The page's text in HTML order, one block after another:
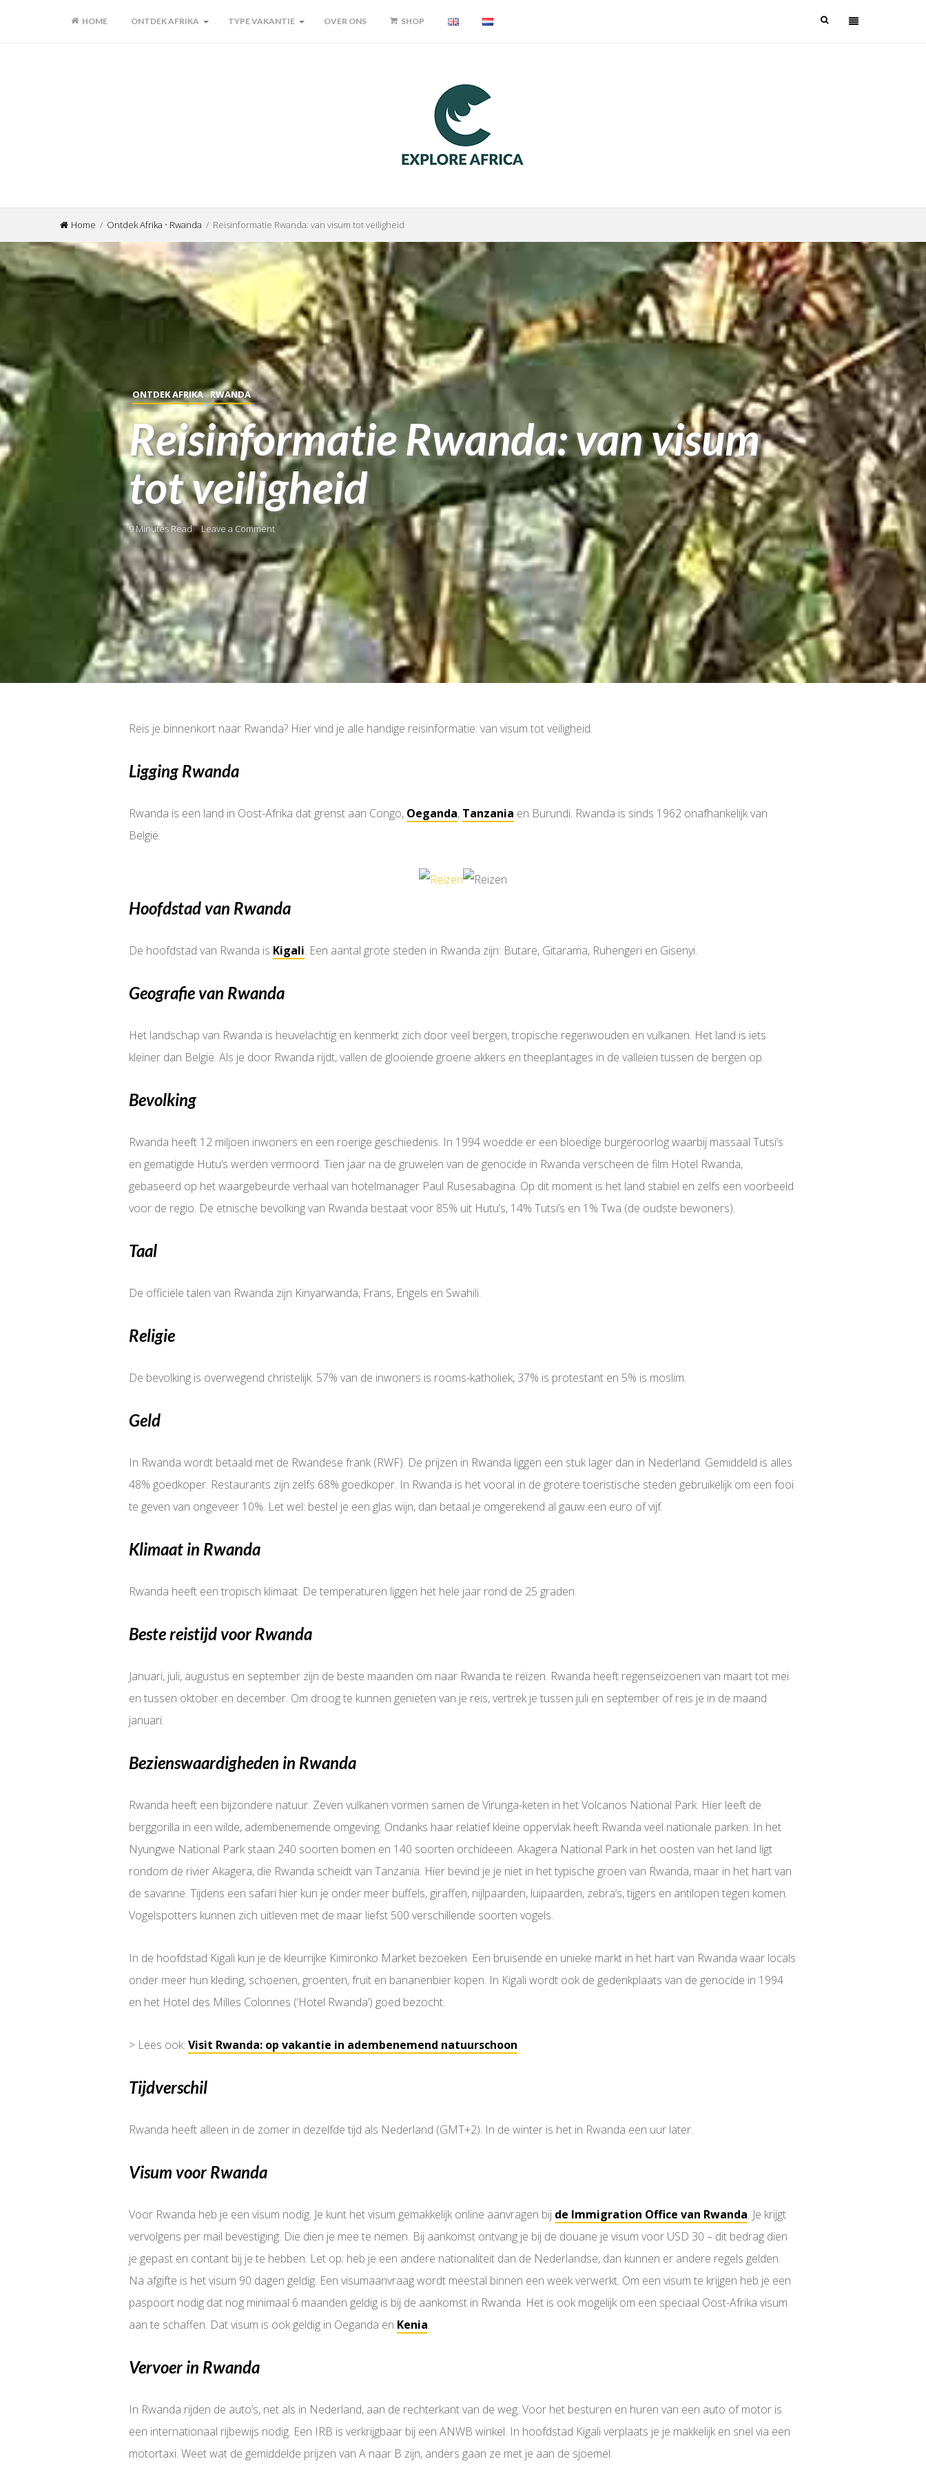
HOME ONTDEK AFRIKA TYPE VAKANTIE OVER ONS SHOP
Home / Ontdek Afrika • Rwanda / Reisinformatie Rwanda: van visum tot veiligheid
ONTDEK AFRIKA RWANDA
Reisinformatie Rwanda: van visum
tot veiligheid
9 Minutes Read Leave a Comment
Reis je binnenkort naar Rwanda? Hier vind je alle handige reisinformatie: van visum tot veiligheid.
Ligging Rwanda
Rwanda is een land in Oost-Afrika dat grenst aan Congo, Oeganda, Tanzania en Burundi. Rwanda is sinds 1962 onafhankelijk van
België.
Hoofdstad van Rwanda
De hoofdstad van Rwanda is Kigali. Een aantal grote steden in Rwanda zijn: Butare, Gitarama, Ruhengeri en Gisenyi.
Geografie van Rwanda
Het landschap van Rwanda is heuvelachtig en kenmerkt zich door veel bergen, tropische regenwouden en vulkanen. Het land is iets
kleiner dan België. Als je door Rwanda rijdt, vallen de glooiende groene akkers en theeplantages in de valleien tussen de bergen op.
Bevolking
Rwanda heeft 12 miljoen inwoners en een roerige geschiedenis. In 1994 woedde er een bloedige burgeroorlog waarbij massaal Tutsi’s
en gematigde Hutu’s werden vermoord. Tien jaar na de gruwelen van de genocide in Rwanda verscheen de film Hotel Rwanda,
gebaseerd op het waargebeurde verhaal van hotelmanager Paul Rusesabagina. Op dit moment is het land stabiel en zelfs een voorbeeld
voor de regio. De etnische bevolking van Rwanda bestaat voor 85% uit Hutu’s, 14% Tutsi’s en 1% Twa (de oudste bewoners).
Taal
De officiële talen van Rwanda zijn Kinyarwanda, Frans, Engels en Swahili.
Religie
De bevolking is overwegend christelijk. 57% van de inwoners is rooms-katholiek, 37% is protestant en 5% is moslim.
Geld
In Rwanda wordt betaald met de Rwandese frank (RWF). De prijzen in Rwanda liggen een stuk lager dan in Nederland. Gemiddeld is alles
48% goedkoper. Restaurants zijn zelfs 68% goedkoper. In Rwanda is het vooral in de grotere toeristische steden gebruikelijk om een fooi
te geven van ongeveer 10%. Let wel: bestel je een glas wijn, dan betaal je omgerekend al gauw een euro of vijf.
Klimaat in Rwanda
Rwanda heeft een tropisch klimaat. De temperaturen liggen het hele jaar rond de 25 graden.
Beste reistijd voor Rwanda
Januari, juli, augustus en september zijn de beste maanden om naar Rwanda te reizen. Rwanda heeft regenseizoenen van maart tot mei
en tussen oktober en december. Om droog te kunnen genieten van je reis, vertrek je tussen juli en september of reis je in de maand
januari.
Bezienswaardigheden in Rwanda
Rwanda heeft een bijzondere natuur. Zeven vulkanen vormen samen de Virunga-keten in het Volcanos National Park. Hier leeft de
berggorilla in een wilde, adembenemende omgeving. Ondanks haar relatief kleine oppervlak heeft Rwanda veel nationale parken. In het
Nyungwe National Park staan 240 soorten bomen en 140 soorten orchideeën. Akagera National Park in het oosten van het land ligt
rondom de rivier Akagera, die Rwanda scheidt van Tanzania. Hier bevind je je niet in het typische groen van Rwanda, maar in het hart van
de savanne. Tijdens een safari hier kun je onder meer buffels, giraffen, nijlpaarden, luipaarden, zebra’s, tijgers en antilopen tegen komen.
Vogelspotters kunnen zich uitleven met de maar liefst 500 verschillende soorten vogels.
In de hoofdstad Kigali kun je de kleurrijke Kimironko Market bezoeken. Een bruisende en unieke markt in het hart van Rwanda waar locals
onder meer hun kleding, schoenen, groenten, fruit en bananenbier kopen. In Kigali wordt ook de gedenkplaats van de genocide in 1994
en het Hotel des Milles Colonnes (‘Hotel Rwanda’) goed bezocht.
> Lees ook: Visit Rwanda: op vakantie in adembenemend natuurschoon
Tijdverschil
Rwanda heeft alleen in de zomer in dezelfde tijd als Nederland (GMT+2). In de winter is het in Rwanda een uur later.
Visum voor Rwanda
Voor Rwanda heb je een visum nodig. Je kunt het visum gemakkelijk online aanvragen bij de Immigration Office van Rwanda. Je krijgt
vervolgens per mail bevestiging. Die dien je mee te nemen. Bij aankomst ontvang je bij de douane je visum voor USD 30 – dit bedrag dien
je gepast en contant bij je te hebben. Let op: heb je een andere nationaliteit dan de Nederlandse, dan kunnen er andere regels gelden.
Na afgifte is het visum 90 dagen geldig. Een visumaanvraag wordt meestal binnen een week verwerkt. Om een visum te krijgen heb je een
paspoort nodig dat nog minimaal 6 maanden geldig is bij de aankomst in Rwanda. Het is ook mogelijk om een speciaal Oost-Afrika visum
aan te schaffen. Dat visum is ook geldig in Oeganda en Kenia.
Vervoer in Rwanda
In Rwanda rijden de auto’s, net als in Nederland, aan de rechterkant van de weg. Voor het besturen en huren van een auto of motor is
een internationaal rijbewijs nodig. Een IRB is verkrijgbaar bij een ANWB winkel. In hoofdstad Kigali verplaats je je makkelijk en snel via een
motortaxi. Weet wat de gemiddelde prijzen van A naar B zijn, anders gaan ze met je aan de sjoemel.